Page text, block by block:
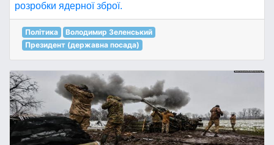
розробки ядерної зброї.
Політика
Володимир Зеленський
Президент (державна посада)